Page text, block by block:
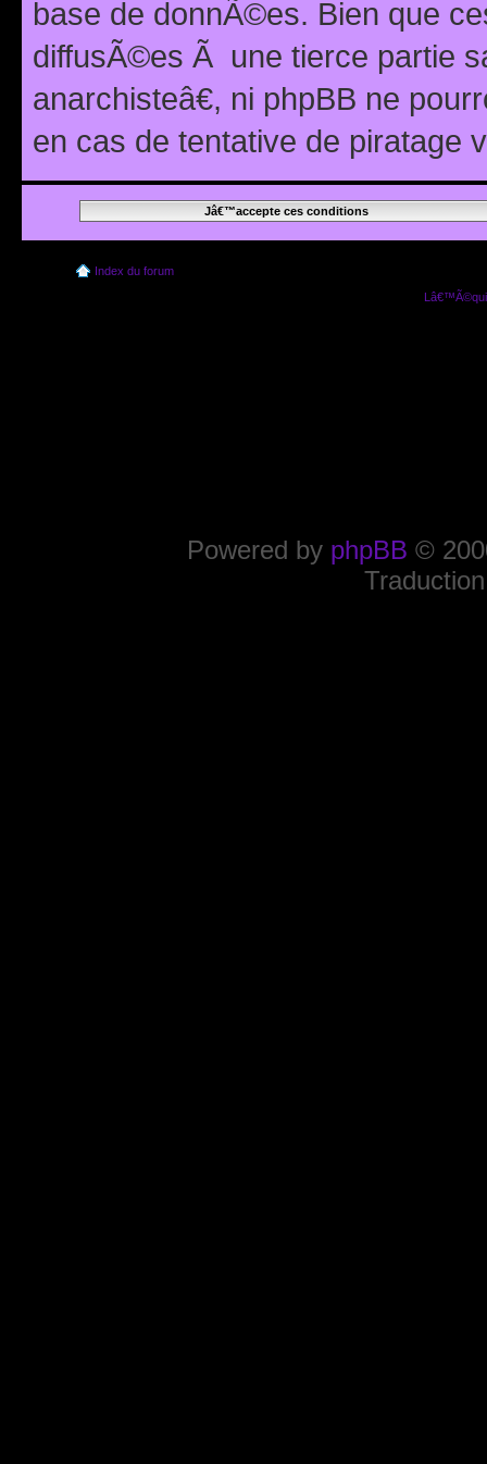
base de donnÃ©es. Bien que
diffusÃ©es Ã une tierce partie
anarchisteâ€, ni phpBB ne
en cas de tentative de piratage
Index du forum
Powered by phpBB ©